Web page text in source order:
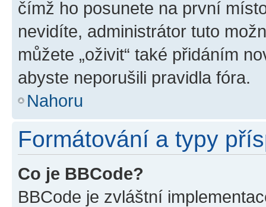
čímž ho posunete na první
nevidíte, administrátor tuto
můžete „oživit“ také přidáním
abyste neporušili pravidla fóra.
Nahoru
Formátování a typy
Co je BBCode?
BBCode je zvláštní